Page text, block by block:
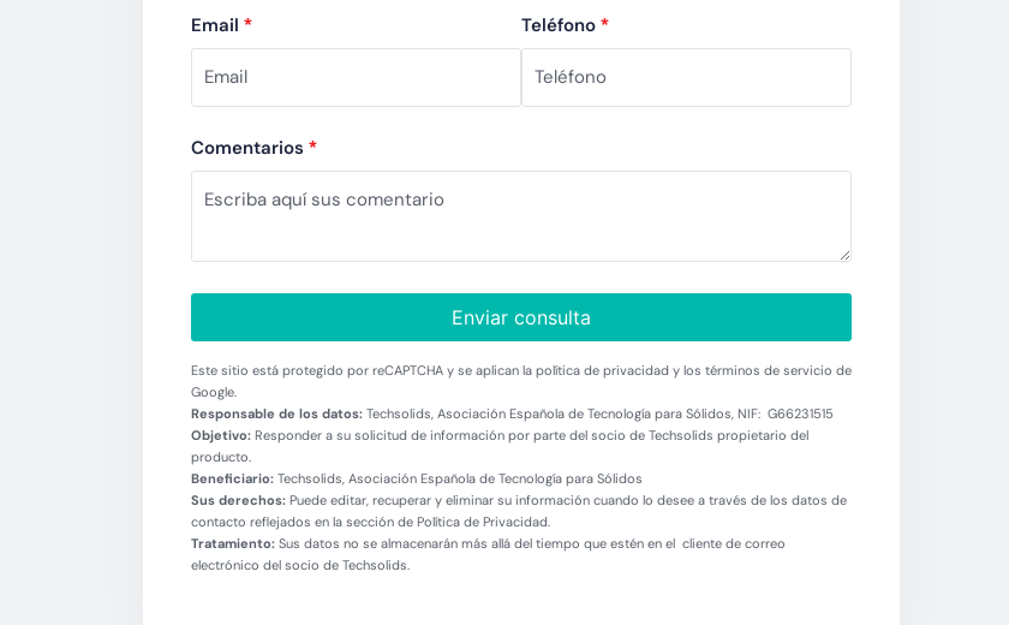
Email * Teléfono*
Comentarios *
Enviar consulta
Este sitio está protegido por reCAPTCHA y se aplican la política de privacidad y los términos de servicio de
Google.
Responsable de los datos:Techsolids, Asociación Española de Tecnología para Sólidos, NIF: G66231515
Objetivo:Responder a su solicitud de información por parte del socio de Techsolids propietario del
producto.
Beneficiario:Techsolids, Asociación Española de Tecnología para Sólidos
Sus derechos:Puede editar, recuperar y eliminar su información cuando lo desee a través de los datos de
contacto reflejados en la sección de Política de Privacidad.
Tratamiento:Sus datos no se almacenarán más allá del tiempo que estén en el cliente de correo
electrónico del socio de Techsolids.